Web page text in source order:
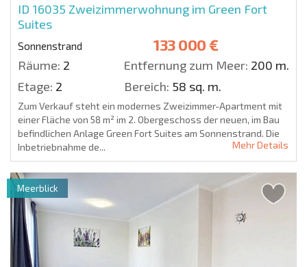
ID 16035 Zweizimmerwohnung im Green Fort
Suites
Sonnenstrand 133 000 €
Räume: 2 Entfernung zum Meer: 200 m.
Etage: 2 Bereich: 58 sq. m.
Zum Verkauf steht ein modernes Zweizimmer-Apartment mit
einer Fläche von 58 m² im 2. Obergeschoss der neuen, im Bau
befindlichen Anlage Green Fort Suites am Sonnenstrand. Die
Inbetriebnahme de...
Mehr Details
Meerblick